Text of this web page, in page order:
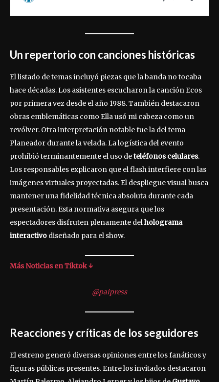
Un repertorio con canciones históricas
El listado de temas incluyó piezas que la banda no tocaba
hace décadas. Los asistentes escucharon la canción Ecos
por primera vez desde el año 1988. También destacaron
obras emblemáticas como Ella usó mi cabeza como un
revólver. Otra interpretación notable fue la del tema
Planeador durante la velada. La logística del evento
prohibió terminantemente el uso deteléfonos celulares.
Los responsables explicaron que el flash interfiere con las
imágenes virtuales proyectadas. El despliegue visual busca
mantener una fidelidad técnica absoluta durante cada
presentación. Esta normativa asegura que los
espectadores disfruten plenamente delholograma
interactivo diseñado para el show.
Más Noticias en Tiktok ↓
@paipress
Reacciones y críticas de los seguidores
El estreno generó diversas opiniones entre los fanáticos y
figuras públicas presentes. Entre los invitados destacaron